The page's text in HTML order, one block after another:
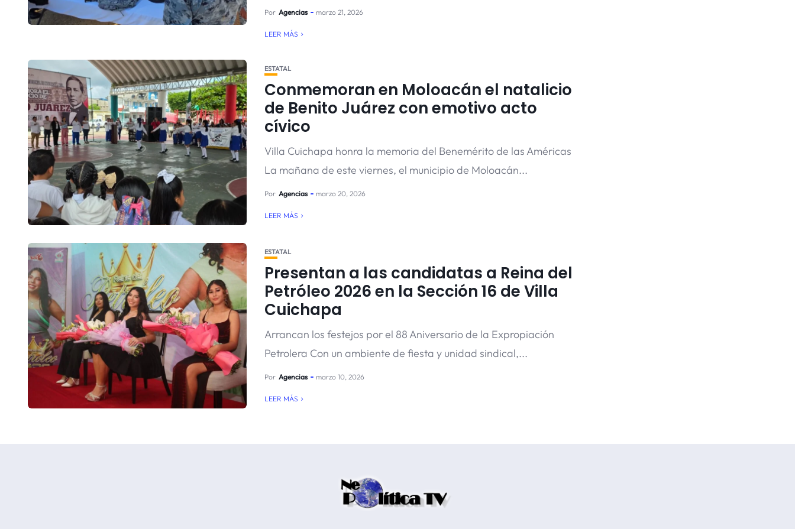
Por Agencias marzo 21, 2026
LEER MÁS
ESTATAL
Conmemoran en Moloacán el natalicio
de Benito Juárez con emotivo acto
cívico
Villa Cuichapa honra la memoria del Benemérito de las Américas
La mañana de este viernes, el municipio de Moloacán...
Por Agencias marzo 20, 2026
LEER MÁS
ESTATAL
Presentan a las candidatas a Reina del
Petróleo 2026 en la Sección 16 de Villa
Cuichapa
Arrancan los festejos por el 88 Aniversario de la Expropiación
Petrolera Con un ambiente de fiesta y unidad sindical,...
Por Agencias marzo 10, 2026
LEER MÁS